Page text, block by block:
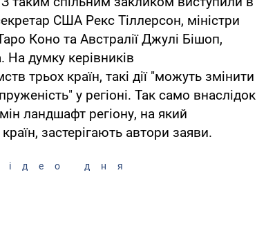
США Рекс Тіллерсон, міністри
Коно та Австралії Джулі Бішоп,
На думку керівників
трьох країн, такі дії "можуть змінити
у регіоні. Так само внаслідок
ландшафт регіону, на який
застерігають автори заяви.
дня